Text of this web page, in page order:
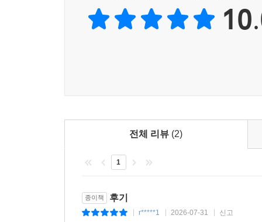
전체 리뷰 (2)
1
종이책 후기
r*****1 2026-07-31 신고